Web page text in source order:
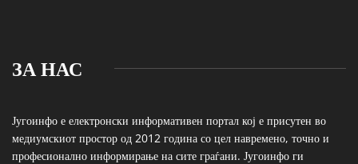
ЗА НАС
Југоинфо е електронски информативен портал кој е присутен во
медиумскиот простор од 2012 година со цел навремено, точно и
професионално информирање на сите граѓани. Југоинфо ги